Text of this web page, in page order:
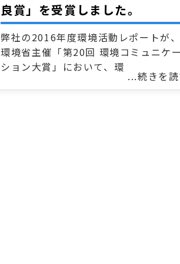
良賞」を受賞しました。
弊社の2016年度環境活動レポートが、
環境省主催「第20回 環境コミュニケー
ション大賞」において、環
...続きを読